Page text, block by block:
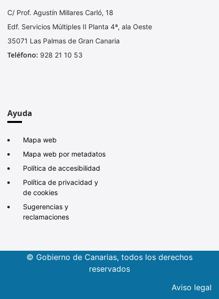
C/ Prof. Agustín Millares Carló, 18
Edf. Servicios Múltiples II Planta 4ª, ala Oeste
35071 Las Palmas de Gran Canaria
Teléfono: 928 21 10 53
Ayuda
Mapa web
Mapa web por metadatos
Política de accesibilidad
Política de privacidad y
de cookies
Sugerencias y
reclamaciones
© Gobierno de Canarias, todos los derechos
reservados
Aviso legal